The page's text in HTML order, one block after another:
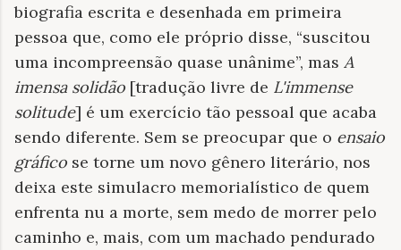
biografia escrita e desenhada em primeira
pessoa que, como ele próprio disse, “suscitou
uma incompreensão quase unânime”, mas A
imensa solidão [tradução livre de L'immense
solitude] é um exercício tão pessoal que acaba
sendo diferente. Sem se preocupar que o ensaio
gráfico se torne um novo gênero literário, nos
deixa este simulacro memorialístico de quem
enfrenta nu a morte, sem medo de morrer pelo
caminho e, mais, com um machado pendurado